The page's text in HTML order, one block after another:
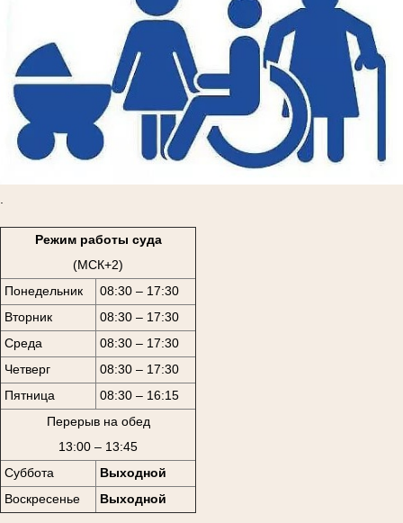
Режим работы суда
(МСК+2)
Понедельник
08:30 – 17:30
Вторник
08:30 – 17:30
Среда
08:30 – 17:30
Четверг
08:30 – 17:30
Пятница
08:30 – 16:15
Перерыв на обед
13:00 – 13:45
Суббота
Выходной
Воскресенье
Выходной